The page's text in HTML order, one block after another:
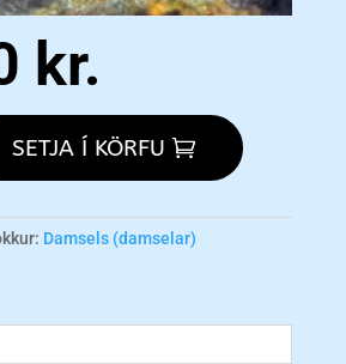
kr.
SETJA Í KÖRFU
Damsels (damselar)